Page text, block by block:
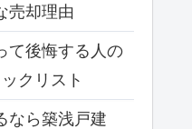
売却理由
て後悔する人の
クリスト
なら築浅戸建